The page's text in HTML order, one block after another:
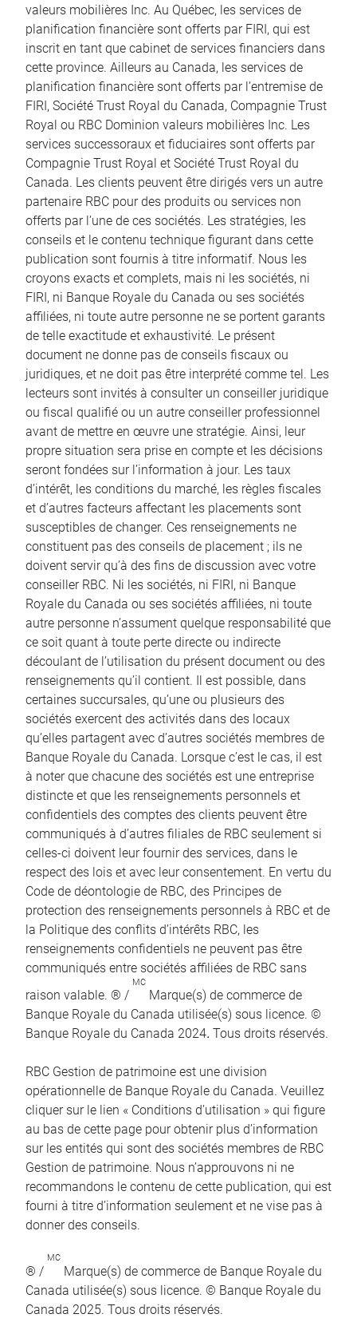
valeurs mobilières Inc. Au Québec, les services de
planification financière sont offerts par FIRI, qui est
inscrit en tant que cabinet de services financiers dans
cette province. Ailleurs au Canada, les services de
planification financière sont offerts par l’entremise de
FIRI, Société Trust Royal du Canada, Compagnie Trust
Royal ou RBC Dominion valeurs mobilières Inc. Les
services successoraux et fiduciaires sont offerts par
Compagnie Trust Royal et Société Trust Royal du
Canada. Les clients peuvent être dirigés vers un autre
partenaire RBC pour des produits ou services non
offerts par l’une de ces sociétés. Les stratégies, les
conseils et le contenu technique figurant dans cette
publication sont fournis à titre informatif. Nous les
croyons exacts et complets, mais ni les sociétés, ni
FIRI, ni Banque Royale du Canada ou ses sociétés
affiliées, ni toute autre personne ne se portent garants
de telle exactitude et exhaustivité. Le présent
document ne donne pas de conseils fiscaux ou
juridiques, et ne doit pas être interprété comme tel. Les
lecteurs sont invités à consulter un conseiller juridique
ou fiscal qualifié ou un autre conseiller professionnel
avant de mettre en œuvre une stratégie. Ainsi, leur
propre situation sera prise en compte et les décisions
seront fondées sur l’information à jour. Les taux
d’intérêt, les conditions du marché, les règles fiscales
et d’autres facteurs affectant les placements sont
susceptibles de changer. Ces renseignements ne
constituent pas des conseils de placement ; ils ne
doivent servir qu’à des fins de discussion avec votre
conseiller RBC. Ni les sociétés, ni FIRI, ni Banque
Royale du Canada ou ses sociétés affiliées, ni toute
autre personne n’assument quelque responsabilité que
ce soit quant à toute perte directe ou indirecte
découlant de l’utilisation du présent document ou des
renseignements qu’il contient. Il est possible, dans
certaines succursales, qu’une ou plusieurs des
sociétés exercent des activités dans des locaux
qu’elles partagent avec d’autres sociétés membres de
Banque Royale du Canada. Lorsque c’est le cas, il est
à noter que chacune des sociétés est une entreprise
distincte et que les renseignements personnels et
confidentiels des comptes des clients peuvent être
communiqués à d’autres filiales de RBC seulement si
celles-ci doivent leur fournir des services, dans le
respect des lois et avec leur consentement. En vertu du
Code de déontologie de RBC, des Principes de
protection des renseignements personnels à RBC et de
la Politique des conflits d’intérêts RBC, les
renseignements confidentiels ne peuvent pas être
communiqués entre sociétés affiliées de RBC sans
raison valable. ® /
MC
Marque(s) de commerce de
Banque Royale du Canada utilisée(s) sous licence. ©
Banque Royale du Canada 2024. Tous droits réservés.
RBC Gestion de patrimoine est une division
opérationnelle de Banque Royale du Canada. Veuillez
cliquer sur le lien « Conditions d’utilisation » qui figure
au bas de cette page pour obtenir plus d’information
sur les entités qui sont des sociétés membres de RBC
Gestion de patrimoine. Nous n’approuvons ni ne
recommandons le contenu de cette publication, qui est
fourni à titre d’information seulement et ne vise pas à
donner des conseils.
® /
MC
Marque(s) de commerce de Banque Royale du
Canada utilisée(s) sous licence. © Banque Royale du
Canada 2025. Tous droits réservés.